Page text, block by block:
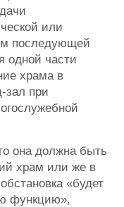
или
последующей
одной части
храма в
зал при
она должна быть
храм или же в
«будет
функцию»,